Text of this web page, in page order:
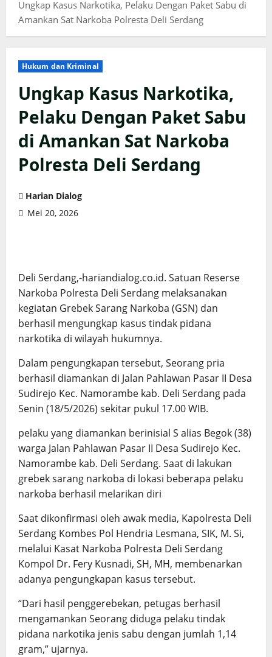
Ungkap Kasus Narkotika, Pelaku Dengan Paket Sabu di
Amankan Sat Narkoba Polresta Deli Serdang
Hukum dan Kriminal
Ungkap Kasus Narkotika,
Pelaku Dengan Paket Sabu
di Amankan Sat Narkoba
Polresta Deli Serdang
Harian Dialog
Mei 20, 2026
Deli Serdang,-hariandialog.co.id. Satuan Reserse
Narkoba Polresta Deli Serdang melaksanakan
kegiatan Grebek Sarang Narkoba (GSN) dan
berhasil mengungkap kasus tindak pidana
narkotika di wilayah hukumnya.
Dalam pengungkapan tersebut, Seorang pria
berhasil diamankan di Jalan Pahlawan Pasar II Desa
Sudirejo Kec. Namorambe kab. Deli Serdang pada
Senin (18/5/2026) sekitar pukul 17.00 WIB.
pelaku yang diamankan berinisial S alias Begok (38)
warga Jalan Pahlawan Pasar II Desa Sudirejo Kec.
Namorambe kab. Deli Serdang. Saat di lakukan
grebek sarang narkoba di lokasi beberapa pelaku
narkoba berhasil melarikan diri
Saat dikonfirmasi oleh awak media, Kapolresta Deli
Serdang Kombes Pol Hendria Lesmana, SIK, M. Si,
melalui Kasat Narkoba Polresta Deli Serdang
Kompol Dr. Fery Kusnadi, SH, MH, membenarkan
adanya pengungkapan kasus tersebut.
“Dari hasil penggerebekan, petugas berhasil
mengamankan Seorang diduga pelaku tindak
pidana narkotika jenis sabu dengan jumlah 1,14
gram,” ujarnya.